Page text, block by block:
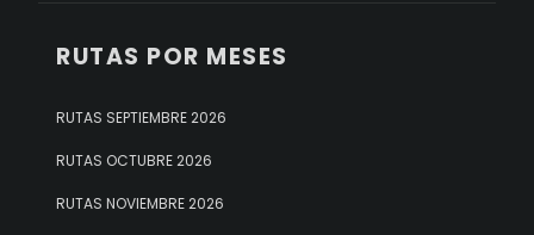
RUTAS POR MESES
RUTAS SEPTIEMBRE 2026
RUTAS OCTUBRE 2026
RUTAS NOVIEMBRE 2026